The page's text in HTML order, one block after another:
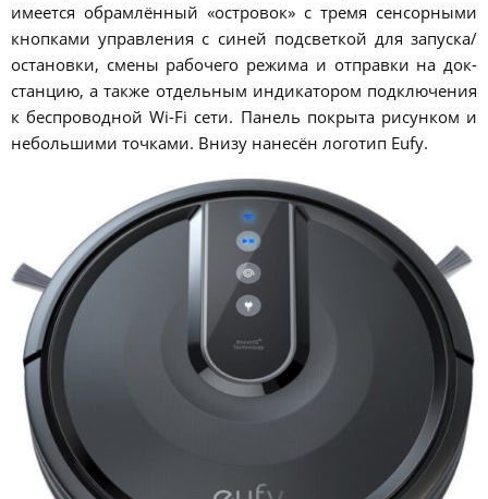
имеется обрамлённый «островок» с тремя сенсорными
кнопками управления с синей подсветкой для запуска/
остановки, смены рабочего режима и отправки на док-
станцию, а также отдельным индикатором подключения
к беспроводной Wi-Fi сети. Панель покрыта рисунком и
небольшими точками. Внизу нанесён логотип Eufy.